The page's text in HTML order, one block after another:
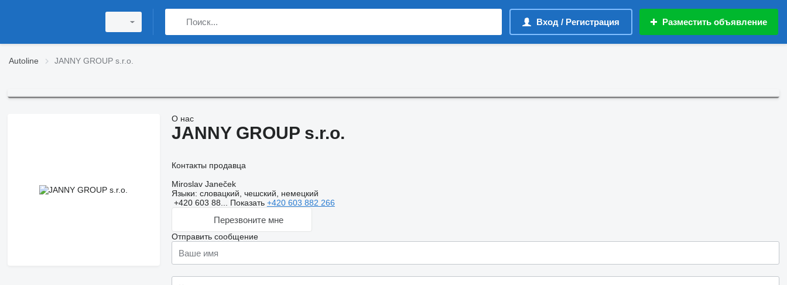
Вход / Регистрация Разместить объявление
Autoline JANNY GROUP s.r.o.
О нас
JANNY GROUP s.r.o.
Контакты продавца
Miroslav Janeček
Языки: словацкий, чешский, немецкий
+420 603 88... Показать +420 603 882 266
Перезвоните мне
Отправить сообщение